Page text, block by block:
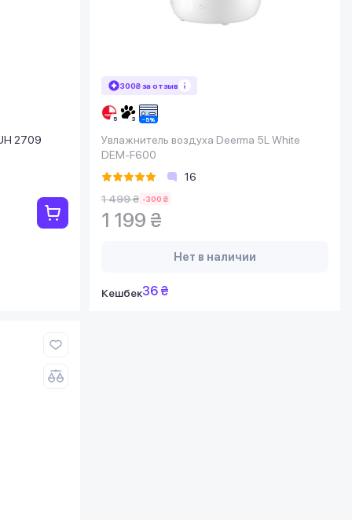
2709
300₴ за отзыв
Увлажнитель воздуха Deerma 5L White
DEM-F600
16
1 499 ₴ -300 ₴
1 199 ₴
Нет в наличии
Кешбек36 ₴